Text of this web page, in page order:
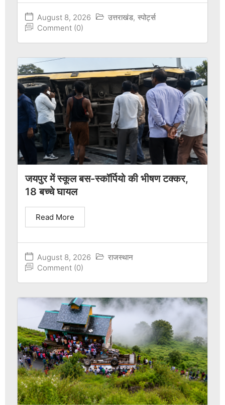
August 8, 2026 उत्तराखंड, स्पोर्ट्स
Comment (0)
जयपुर में स्कूल बस-स्कॉर्पियो की भीषण टक्कर,
18 बच्चे घायल
August 8, 2026
राजस्थान
Comment (0)
Read More